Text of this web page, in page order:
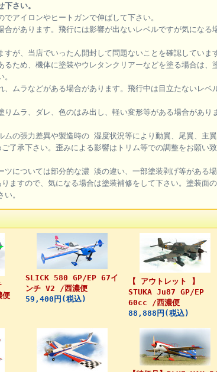
さい。
アイロンやヒートガンで伸ばして下さい。
合があります。飛行には影響が出ないレベルですが気になる
が、当店でいったん開封して問題ないことを確認していま
るため、機体に塗装やウレタンクリアーなどを塗る場合は、
、ムラなどがある場合があります。飛行中は目立たないレベ
ムラ、ダレ、色のはみ出し、軽い変形等がある場合があり
の張力差異や製造時の 湿度状況等により動翼、尾翼、主翼
了承下さい。歪みによる影響はトリム等での調整をお願い
ツについては部分的な濃 淡の違い、一部塗装剥げ等がある
ますので、気になる場合は塗装補修をして下さい。塗装面
。
便
SLICK 580 GP/EP 67イ
ンチ V2 /西濃便
59,400円(税込)
【 アウトレット 】
STUKA Ju87 GP/EP
60cc /西濃便
88,888円(税込)